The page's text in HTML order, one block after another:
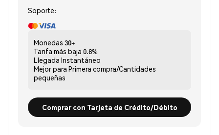
Soporte:
Monedas 30+
Tarifa más baja 0.8%
Llegada Instantáneo
Mejor para Primera compra/Cantidades
pequeñas
Comprar con Tarjeta de Crédito/Débito